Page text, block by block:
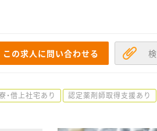
この求人に問い合わせる
寮・借上社宅あり 認定薬剤師取得支援あり